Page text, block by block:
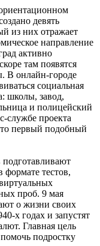
девять
из них отражает
направление
активно
там появятся
В онлайн-городе
социальная
школы, завод,
и полицейский
службе проекта
первый подобный
подготавливают
формате тестов,
проб. 9 мая
о жизни своих
х годах и запустят
Главная цель
подростку